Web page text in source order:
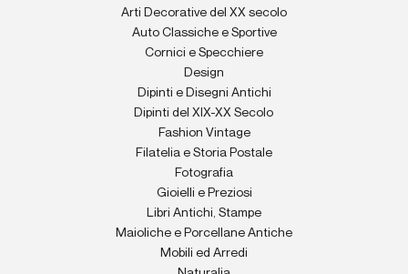
Arti Decorative del XX secolo
Auto Classiche e Sportive
Cornici e Specchiere
Design
Dipinti e Disegni Antichi
Dipinti del XIX-XX Secolo
Fashion Vintage
Filatelia e Storia Postale
Fotografia
Gioielli e Preziosi
Libri Antichi, Stampe
Maioliche e Porcellane Antiche
Mobili ed Arredi